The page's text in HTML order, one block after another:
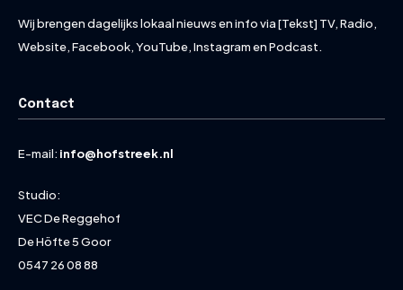
Wij brengen dagelijks lokaal nieuws en info via [Tekst] TV, Radio,
Website, Facebook, YouTube, Instagram en Podcast.
Contact
E-mail: info@hofstreek.nl
Studio:
VEC De Reggehof
De Höfte 5 Goor
0547 26 08 88